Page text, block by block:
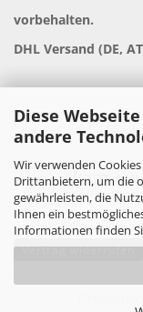
Diese
andere
Wir verwenden
Drittanbietern, um die
gewährleisten, die
Ihnen ein
Informationen finden
vorbehalten.
DHL Versand (DE,
Vertrag widerrufen